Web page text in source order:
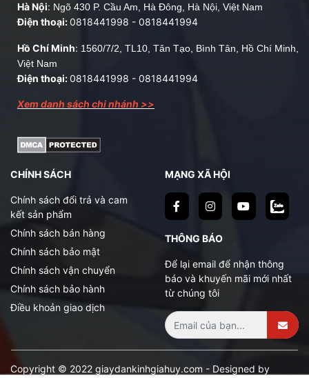
Hà Nội: Ngõ 430 P. Cầu Am, Hà Đông, Hà Nội, Việt Nam
Điện thoại:0818441998 - 0818441994
Hồ Chí Minh: 1560/7/2, TL10, Tân Tạo, Bình Tân, Hồ Chí Minh,
Việt Nam
Điện thoại:0818441998 - 0818441994
Xem danh sách chi nhánh >>
CHÍNH SÁCH
Chính sách đổi trả và cam
kết sản phẩm
Chính sách bán hàng
Chính sách bảo mật
Chính sách vận chuyển
Chính sách bảo hành
Điều khoản giao dịch
MẠNG XÃ HỘI
THÔNG BÁO
Để lại email để nhận thông
báo và khuyến mãi mới nhất
từ chúng tôi
Copyright © 2022 giaydankinhgiahuy.com - Designed by